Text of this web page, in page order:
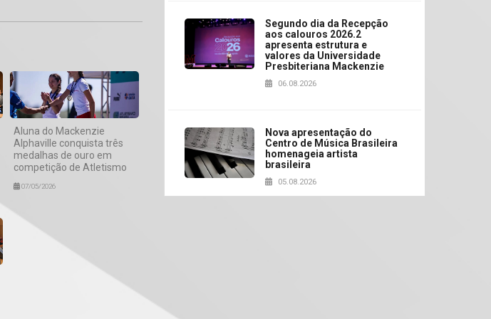
Aluna do Mackenzie
Alphaville conquista três
medalhas de ouro em
competição de Atletismo
07/05/2026
Segundo dia da Recepção
aos calouros 2026.2
apresenta estrutura e
valores da Universidade
Presbiteriana Mackenzie
06.08.2026
Nova apresentação do
Centro de Música Brasileira
homenageia artista
brasileira
05.08.2026